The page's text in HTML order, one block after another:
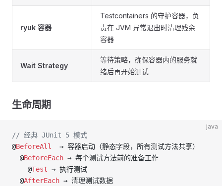
ryuk 容器
Testcontainers 的守护容器，负
责在 JVM 异常退出时清理残余
容器
Wait Strategy
等待策略，确保容器内的服务就
绪后再开始测试
生命周期
java
// 经典 JUnit 5 模式
@BeforeAll
  → 容器启动（静态字段，所有测试方法共享）
  @
BeforeEach → 每个测试方法前的准备工作
    @
Test → 执行测试
  @
AfterEach → 清理测试数据